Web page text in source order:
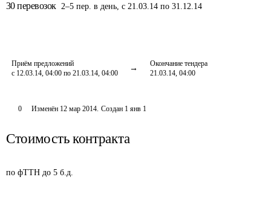
30 перевозок 2–5 пер. в день, с 21.03.14 по 31.12.14
Приём предложений
с 12.03.14, 04:00 по 21.03.14, 04:00
Окончание тендера
21.03.14, 04:00
0 Изменён 12 мар 2014. Создан 1 янв 1
Стоимость контракта
по фТТН до 5 б.д.